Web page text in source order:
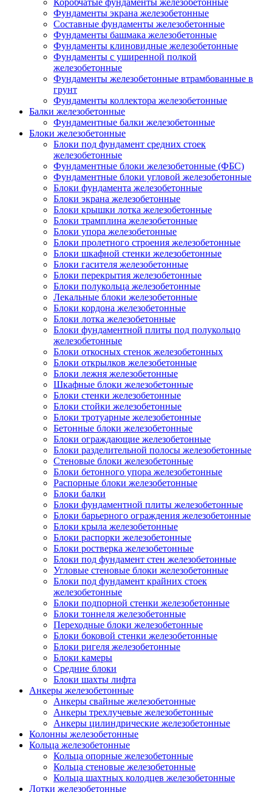
Фундаменты экрана железобетонные
Составные фундаменты железобетонные
Фундаменты башмака железобетонные
Фундаменты клиновидные железобетонные
Фундаменты с уширенной полкой
железобетонные
Фундаменты железобетонные втрамбованные в
грунт
Фундаменты коллектора железобетонные
Балки железобетонные
Фундаментные балки железобетонные
Блоки железобетонные
Блоки под фундамент средних стоек
железобетонные
Фундаментные блоки железобетонные (ФБС)
Фундаментные блоки угловой железобетонные
Блоки фундамента железобетонные
Блоки экрана железобетонные
Блоки крышки лотка железобетонные
Блоки трамплина железобетонные
Блоки упора железобетонные
Блоки пролетного строения железобетонные
Блоки шкафной стенки железобетонные
Блоки гасителя железобетонные
Блоки перекрытия железобетонные
Блоки полукольца железобетонные
Лекальные блоки железобетонные
Блоки кордона железобетонные
Блоки лотка железобетонные
Блоки фундаментной плиты под полукольцо
железобетонные
Блоки откосных стенок железобетонных
Блоки открылков железобетонные
Блоки лежня железобетонные
Шкафные блоки железобетонные
Блоки стенки железобетонные
Блоки стойки железобетонные
Блоки тротуарные железобетонные
Бетонные блоки железобетонные
Блоки ограждающие железобетонные
Блоки разделительной полосы железобетонные
Стеновые блоки железобетонные
Блоки бетонного упора железобетонные
Распорные блоки железобетонные
Блоки балки
Блоки фундаментной плиты железобетонные
Блоки барьерного ограждения железобетонные
Блоки крыла железобетонные
Блоки распорки железобетонные
Блоки ростверка железобетонные
Блоки под фундамент стен железобетонные
Угловые стеновые блоки железобетонные
Блоки под фундамент крайних стоек
железобетонные
Блоки подпорной стенки железобетонные
Блоки тоннеля железобетонные
Переходные блоки железобетонные
Блоки боковой стенки железобетонные
Блоки ригеля железобетонные
Блоки камеры
Средние блоки
Блоки шахты лифта
Анкеры железобетонные
Анкеры свайные железобетонные
Анкеры трехлучевые железобетонные
Анкеры цилиндрические железобетонные
Колонны железобетонные
Кольца железобетонные
Кольца опорные железобетонные
Кольца стеновые железобетонные
Кольца шахтных колодцев железобетонные
Лотки железобетонные